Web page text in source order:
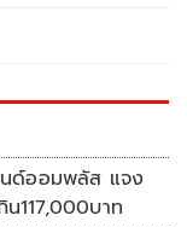
นด์ออมพลัส แจง
117,000บาท